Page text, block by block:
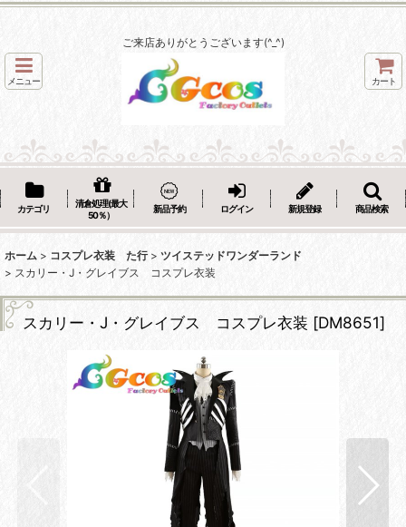
ご来店ありがとうございます(^_^)
メニュー カート
カテゴリ
清倉処理(最大
50％）
新品予約 ログイン 新規登録 商品検索
ホーム > コスプレ衣装 た行 > ツイステッドワンダーランド
> スカリー・J・グレイブス コスプレ衣装
スカリー・J・グレイブス コスプレ衣装 [DM8651]